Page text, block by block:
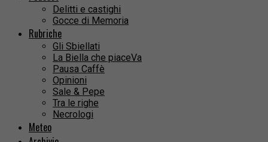
Delitti e castighi
Gocce di Memoria
Rubriche
Gli Sbiellati
La Biella che piaceVa
Pausa Caffè
Opinioni
Sale & Pepe
Tra le righe
Necrologi
Meteo